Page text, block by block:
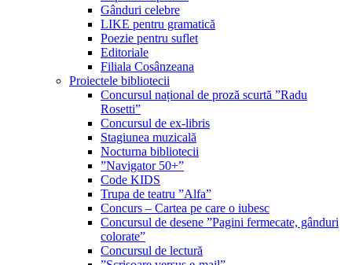
Gânduri celebre
LIKE pentru gramatică
Poezie pentru suflet
Editoriale
Filiala Cosânzeana
Proiectele bibliotecii
Concursul național de proză scurtă ”Radu
Rosetti”
Concursul de ex-libris
Stagiunea muzicală
Nocturna bibliotecii
”Navigator 50+”
Code KIDS
Trupa de teatru ”Alfa”
Concurs – Cartea pe care o iubesc
Concursul de desene ”Pagini fermecate, gânduri
colorate”
Concursul de lectură